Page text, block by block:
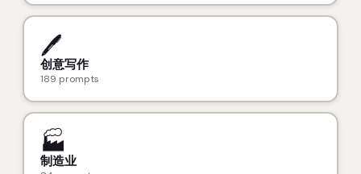
🖊️
创意写作
189 prompts
🏭
制造业